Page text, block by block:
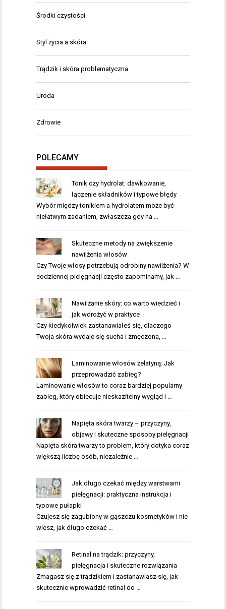
Środki czystości
Styl życia a skóra
Trądzik i skóra problematyczna
Uroda
Zdrowie
POLECAMY
Tonik czy hydrolat: dawkowanie,
łączenie składników i typowe błędy
Wybór między tonikiem a hydrolatem może być
niełatwym zadaniem, zwłaszcza gdy na …
Skuteczne metody na zwiększenie
nawilżenia włosów
Czy Twoje włosy potrzebują odrobiny nawilżenia? W
codziennej pielęgnacji często zapominamy, jak …
Nawilżanie skóry: co warto wiedzieć i
jak wdrożyć w praktyce
Czy kiedykolwiek zastanawiałeś się, dlaczego
Twoja skóra wydaje się sucha i zmęczona, …
Laminowanie włosów żelatyną: Jak
przeprowadzić zabieg?
Laminowanie włosów to coraz bardziej popularny
zabieg, który obiecuje nieskazitelny wygląd i …
Napięta skóra twarzy – przyczyny,
objawy i skuteczne sposoby pielęgnacji
Napięta skóra twarzy to problem, który dotyka coraz
większą liczbę osób, niezależnie …
Jak długo czekać między warstwami
pielęgnacji: praktyczna instrukcja i
typowe pułapki
Czujesz się zagubiony w gąszczu kosmetyków i nie
wiesz, jak długo czekać …
Retinal na trądzik: przyczyny,
pielęgnacja i skuteczne rozwiązania
Zmagasz się z trądzikiem i zastanawiasz się, jak
skutecznie wprowadzić retinal do …